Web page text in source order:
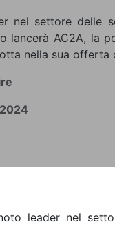
nel settore delle
lancerà AC2A, la
nella sua offerta
noto leader nel